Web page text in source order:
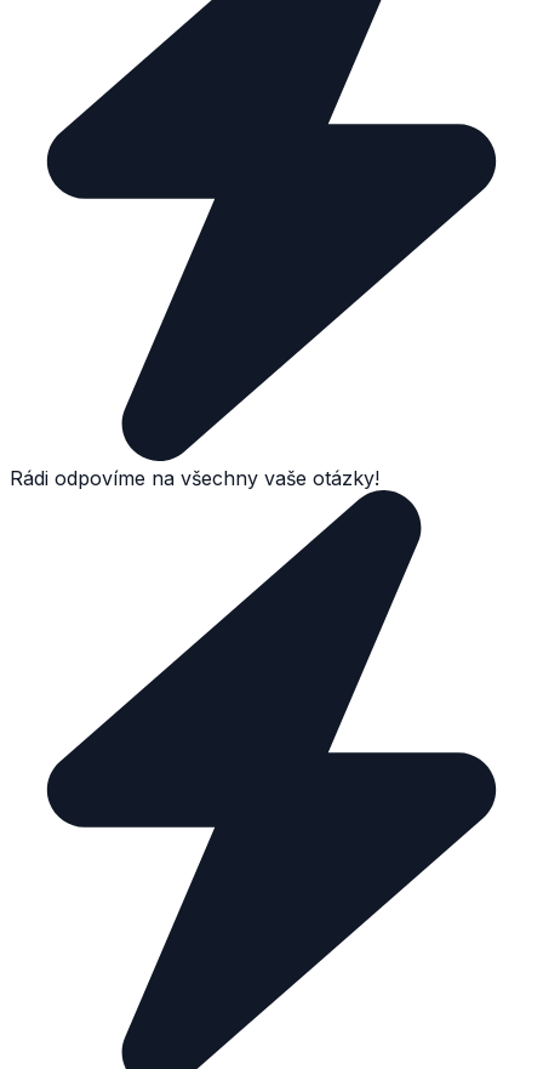
Rádi odpovíme na všechny vaše otázky!